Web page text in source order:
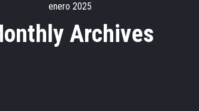
enero 2025
Archives